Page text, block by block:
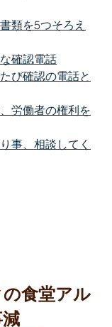
類を5つそろえ
確認電話​
び確認の電話と
労働者の権利を
事、相談してく
食堂アル